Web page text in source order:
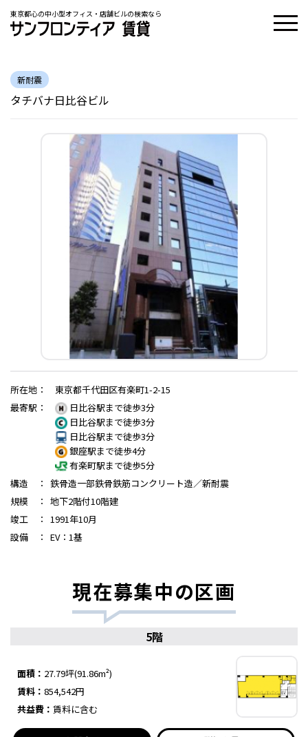
東京都心の中小型オフィス・店舗ビルの検索なら
新耐震
タチバナ日比谷ビル
所在地 ：
東京都千代田区有楽町1-2-15
最寄駅 ：
日比谷駅まで徒歩3分
日比谷駅まで徒歩3分
日比谷駅まで徒歩3分
銀座駅まで徒歩4分
有楽町駅まで徒歩5分
構造
： 鉄骨造一部鉄骨鉄筋コンクリート造／新耐震
規模
： 地下2階付10階建
竣工
： 1991年10月
設備
： EV：1基
現在募集中の区画
5階
面積： 27.79坪(91.86m²)
賃料： 854,542円
共益費： 賃料に含む